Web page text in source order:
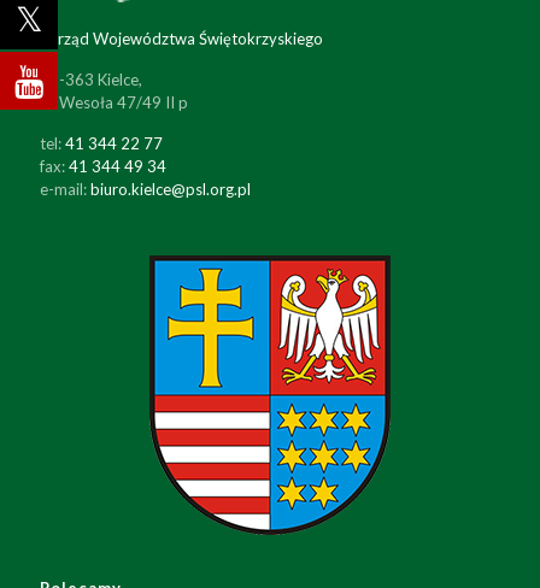
Zarząd Województwa Świętokrzyskiego
25-363 Kielce,
ul. Wesoła 47/49 II p
tel:41 344 22 77
fax:41 344 49 34
e-mail:biuro.kielce@psl.org.pl